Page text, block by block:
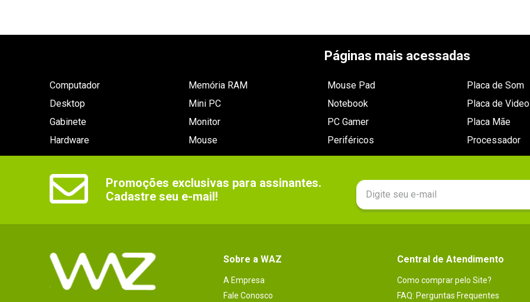
Páginas mais acessadas
Computador
Desktop
Gabinete
Hardware
Memória RAM
Mini PC
Monitor
Mouse
Mouse Pad
Notebook
PC Gamer
Periféricos
Placa de Som
Placa de Video
Placa Mãe
Processador
Promoções exclusivas para assinantes.
Cadastre seu e-mail!
Sobre a WAZ
A Empresa
Fale Conosco
Central de Atendimento
Como comprar pelo Site?
FAQ: Perguntas Frequentes